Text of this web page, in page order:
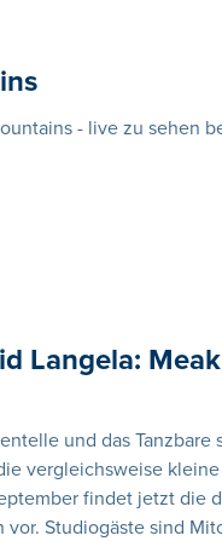
- live zu sehen
Langela:
und das Tanzbare
vergleichsweise
findet jetzt die
Studiogäste sind